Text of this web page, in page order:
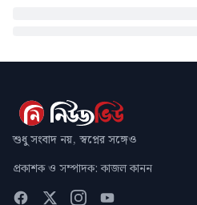
শুধু সংবাদ নয়, স্বপ্নের সঙ্গেও
প্রকাশক ও সম্পাদক: কাজল কানন